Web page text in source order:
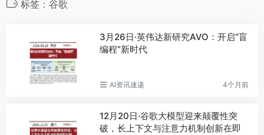
标签：谷歌
3月26日·英伟达新研究AVO：开启“盲
编程”新时代
AI资讯速递 4个月前
12月20日·谷歌大模型迎来颠覆性突
破，长上下文与注意力机制创新在即